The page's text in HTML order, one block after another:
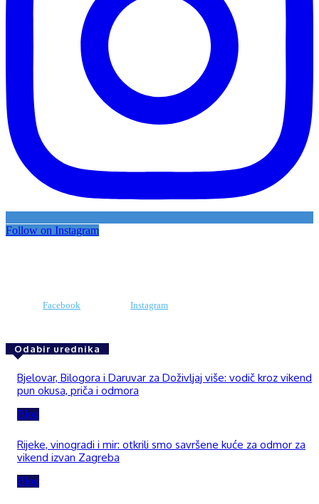
Follow on Instagram
Facebook Instagram
Odabir urednika
Bjelovar, Bilogora i Daruvar za Doživljaj više: vodič kroz vikend
pun okusa, priča i odmora
Blog
Rijeke, vinogradi i mir: otkrili smo savršene kuće za odmor za
vikend izvan Zagreba
Blog